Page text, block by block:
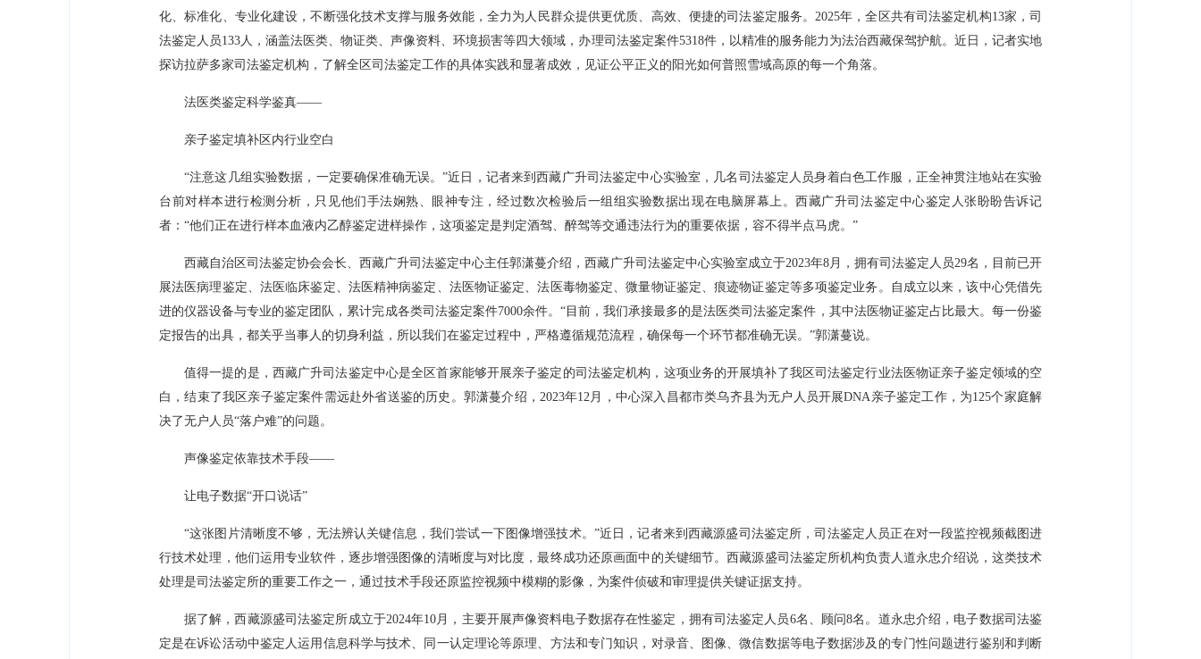
化、标准化、专业化建设，不断强化技术支撑与服务效能，全力为人民群众提供更优质、高效、便捷的司法鉴定服务。2025年，全区共有司法鉴定机构13家，司
法鉴定人员133人，涵盖法医类、物证类、声像资料、环境损害等四大领域，办理司法鉴定案件5318件，以精准的服务能力为法治西藏保驾护航。近日，记者实地
探访拉萨多家司法鉴定机构，了解全区司法鉴定工作的具体实践和显著成效，见证公平正义的阳光如何普照雪域高原的每一个角落。
法医类鉴定科学鉴真——
亲子鉴定填补区内行业空白
“注意这几组实验数据，一定要确保准确无误。”近日，记者来到西藏广升司法鉴定中心实验室，几名司法鉴定人员身着白色工作服，正全神贯注地站在实验
台前对样本进行检测分析，只见他们手法娴熟、眼神专注，经过数次检验后一组组实验数据出现在电脑屏幕上。西藏广升司法鉴定中心鉴定人张盼盼告诉记
者：“他们正在进行样本血液内乙醇鉴定进样操作，这项鉴定是判定酒驾、醉驾等交通违法行为的重要依据，容不得半点马虎。”
西藏自治区司法鉴定协会会长、西藏广升司法鉴定中心主任郭潇蔓介绍，西藏广升司法鉴定中心实验室成立于2023年8月，拥有司法鉴定人员29名，目前已开
展法医病理鉴定、法医临床鉴定、法医精神病鉴定、法医物证鉴定、法医毒物鉴定、微量物证鉴定、痕迹物证鉴定等多项鉴定业务。自成立以来，该中心凭借先
进的仪器设备与专业的鉴定团队，累计完成各类司法鉴定案件7000余件。“目前，我们承接最多的是法医类司法鉴定案件，其中法医物证鉴定占比最大。每一份鉴
定报告的出具，都关乎当事人的切身利益，所以我们在鉴定过程中，严格遵循规范流程，确保每一个环节都准确无误。”郭潇蔓说。
值得一提的是，西藏广升司法鉴定中心是全区首家能够开展亲子鉴定的司法鉴定机构，这项业务的开展填补了我区司法鉴定行业法医物证亲子鉴定领域的空
白，结束了我区亲子鉴定案件需远赴外省送鉴的历史。郭潇蔓介绍，2023年12月，中心深入昌都市类乌齐县为无户人员开展DNA亲子鉴定工作，为125个家庭解
决了无户人员“落户难”的问题。
声像鉴定依靠技术手段——
让电子数据“开口说话”
“这张图片清晰度不够，无法辨认关键信息，我们尝试一下图像增强技术。”近日，记者来到西藏源盛司法鉴定所，司法鉴定人员正在对一段监控视频截图进
行技术处理，他们运用专业软件，逐步增强图像的清晰度与对比度，最终成功还原画面中的关键细节。西藏源盛司法鉴定所机构负责人道永忠介绍说，这类技术
处理是司法鉴定所的重要工作之一，通过技术手段还原监控视频中模糊的影像，为案件侦破和审理提供关键证据支持。
据了解，西藏源盛司法鉴定所成立于2024年10月，主要开展声像资料电子数据存在性鉴定，拥有司法鉴定人员6名、顾问8名。道永忠介绍，电子数据司法鉴
定是在诉讼活动中鉴定人运用信息科学与技术、同一认定理论等原理、方法和专门知识，对录音、图像、微信数据等电子数据涉及的专门性问题进行鉴别和判断